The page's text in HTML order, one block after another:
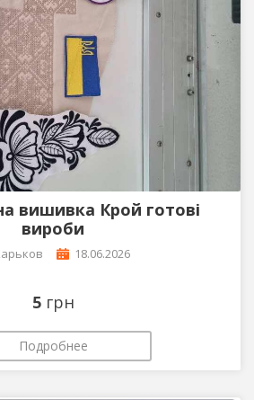
вишивка Крой готові
вироби
18.06.2026
5 грн
Подробнее